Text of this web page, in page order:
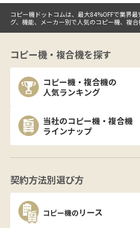
コピー機ドットコムは、最大84%OFFで業界
グ、機能、メーカー別で人気のコピー機、複合
コピー機・複合機を探す
コピー機・複合機の
人気ランキング
当社のコピー機・複合機
ラインナップ
契約方法別選び方
コピー機の リース